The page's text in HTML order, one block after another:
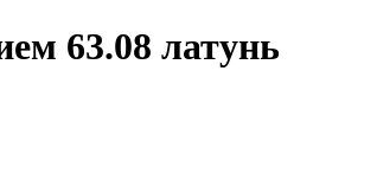
63.08 латунь